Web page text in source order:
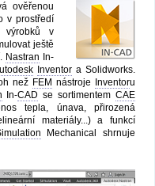
ověřenou
v prostředí
výrobků v
ještě
Nastran In-
Inventora Solidworks.
než FEM nástroje Inventoru
In-CAD se sortimentemCAE
tepla, únava, přirozená
materiály...) a funkcí
Mechanical shrnuje